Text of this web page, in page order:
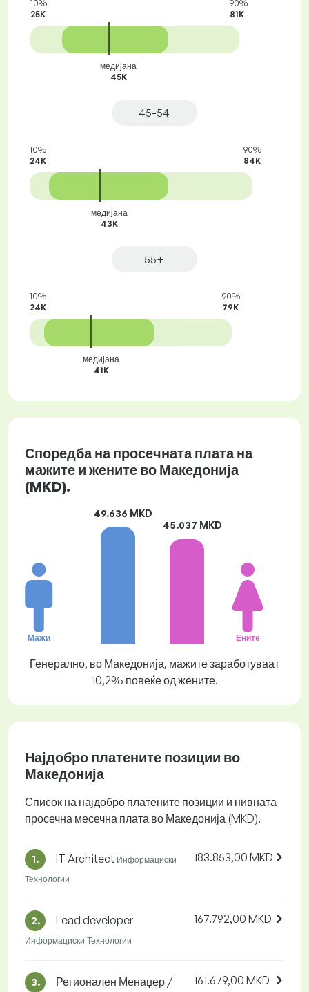
медијана
45K
10%
25K
90%
81K
45-54
медијана
43K
10%
24K
90%
84K
55+
медијана
41K
10%
24K
90%
79K
Споредба на просечната плата на
мажите и жените во Македонија
(MKD).
Мажи
49.636 MKD
45.037 MKD
Ените
Генерално, во Македонија, мажите заработуваат
10,2% повеќе од жените.
Најдобро платените позиции во
Македонија
Список на најдобро платените позиции и нивната
просечна месечна плата во Македонија (MKD).
1. IT Architect Информациски
Технологии
183.853,00 MKD
2. Lead developer
Информациски Технологии
167.792,00 MKD
3.
Регионален Менаџер /
161.679,00 MKD